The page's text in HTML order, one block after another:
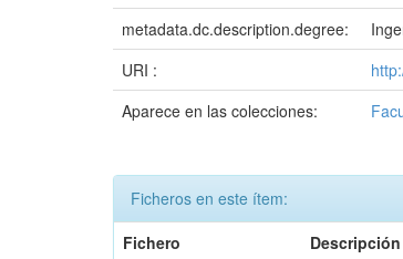
metadata.dc.description.degree:
URI :
Aparece en las colecciones:
Ficheros en este ítem:
Fichero
Descripción